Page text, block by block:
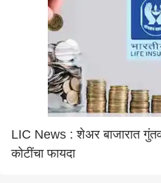
LIC News : शेअर बाजारात
कोटींचा फायदा